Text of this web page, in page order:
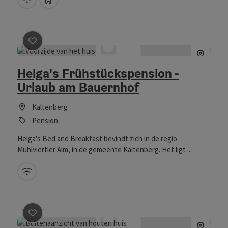
Bijdrage aankruisen : Helga's Frühstückspension -
Helga's Frühstückspension -
Urlaub am Bauernhof
Kaltenberg
Pension
Helga's Bed and Breakfast bevindt zich in de regio
Mühlviertler Alm, in de gemeente Kaltenberg. Het ligt
slechts vijf minuten loopafstand van het dorpscentrum.
Badkamer en toilet bevinden zich op de gang. Er is een grote
tuin met een vuurplaats aanwezig.
W-LAN (gratis)
Bijdrage aankruisen: Natur Urlaub Kaltenberg